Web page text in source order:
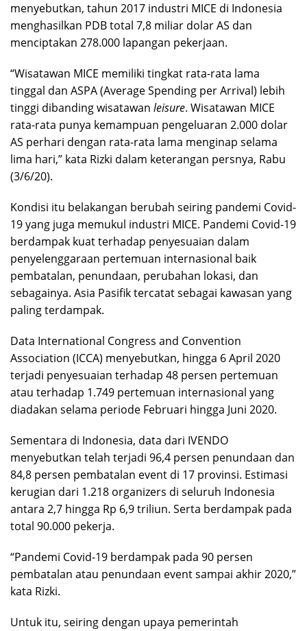
menyebutkan, tahun 2017 industri MICE di Indonesia
menghasilkan PDB total 7,8 miliar dolar AS dan
menciptakan 278.000 lapangan pekerjaan.
“Wisatawan MICE memiliki tingkat rata-rata lama
tinggal dan ASPA (Average Spending per Arrival) lebih
tinggi dibanding wisatawan leisure. Wisatawan MICE
rata-rata punya kemampuan pengeluaran 2.000 dolar
AS perhari dengan rata-rata lama menginap selama
lima hari,” kata Rizki dalam keterangan persnya, Rabu
(3/6/20).
Kondisi itu belakangan berubah seiring pandemi Covid-
19 yang juga memukul industri MICE. Pandemi Covid-19
berdampak kuat terhadap penyesuaian dalam
penyelenggaraan pertemuan internasional baik
pembatalan, penundaan, perubahan lokasi, dan
sebagainya. Asia Pasifik tercatat sebagai kawasan yang
paling terdampak.
Data International Congress and Convention
Association (ICCA) menyebutkan, hingga 6 April 2020
terjadi penyesuaian terhadap 48 persen pertemuan
atau terhadap 1.749 pertemuan internasional yang
diadakan selama periode Februari hingga Juni 2020.
Sementara di Indonesia, data dari IVENDO
menyebutkan telah terjadi 96,4 persen penundaan dan
84,8 persen pembatalan event di 17 provinsi. Estimasi
kerugian dari 1.218 organizers di seluruh Indonesia
antara 2,7 hingga Rp 6,9 triliun. Serta berdampak pada
total 90.000 pekerja.
“Pandemi Covid-19 berdampak pada 90 persen
pembatalan atau penundaan event sampai akhir 2020,”
kata Rizki.
Untuk itu, seiring dengan upaya pemerintah